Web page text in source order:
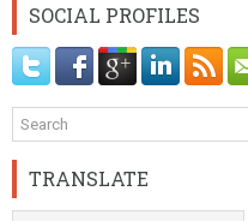
SOCIAL PROFILES
TRANSLATE